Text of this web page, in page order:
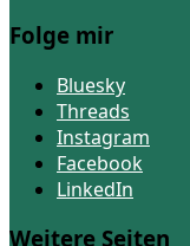
Folge mir
Bluesky
Threads
Instagram
Facebook
LinkedIn
Weitere Seiten